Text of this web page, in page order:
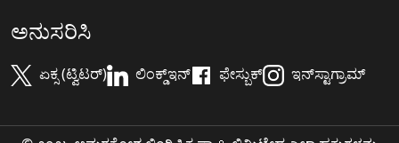
ಅನುಸರಿಸಿ
ಏಕ್ಸ (ಟ್ವಿಟರ್) ಲಿಂಕ್ಡ್‌ಇನ್ ಫೇಸ್ಬುಕ್ ಇನ್‌ಸ್ಟಾಗ್ರಾಮ್